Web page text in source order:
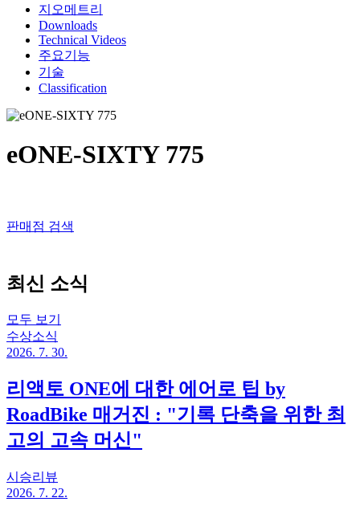
지오메트리
Downloads
Technical Videos
주요기능
기술
Classification
eONE-SIXTY 775
판매점 검색
최신 소식
모두 보기
수상소식
2026. 7. 30.
리액토 ONE에 대한 에어로 팁 by
RoadBike 매거진 : "기록 단축을 위한 최
고의 고속 머신"
시승리뷰
2026. 7. 22.